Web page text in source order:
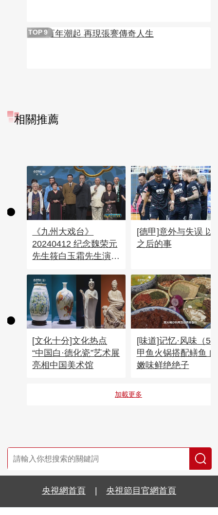
TOP 9百年潮起 再現張謇傳奇人生
相關推薦
《九州大戏台》
20240412 纪念魏荣元
先生筱白玉霜先生演唱
[德甲]意外与失误 以
之后的事
[文化十分]文化热点
“中国白·德化瓷”艺术展
亮相中国美术馆
[味道]记忆·风味（5
甲鱼火锅搭配鳝鱼 肉
嫩味鲜绝绝子
加載更多
央視網首頁 | 央視節目官網首頁